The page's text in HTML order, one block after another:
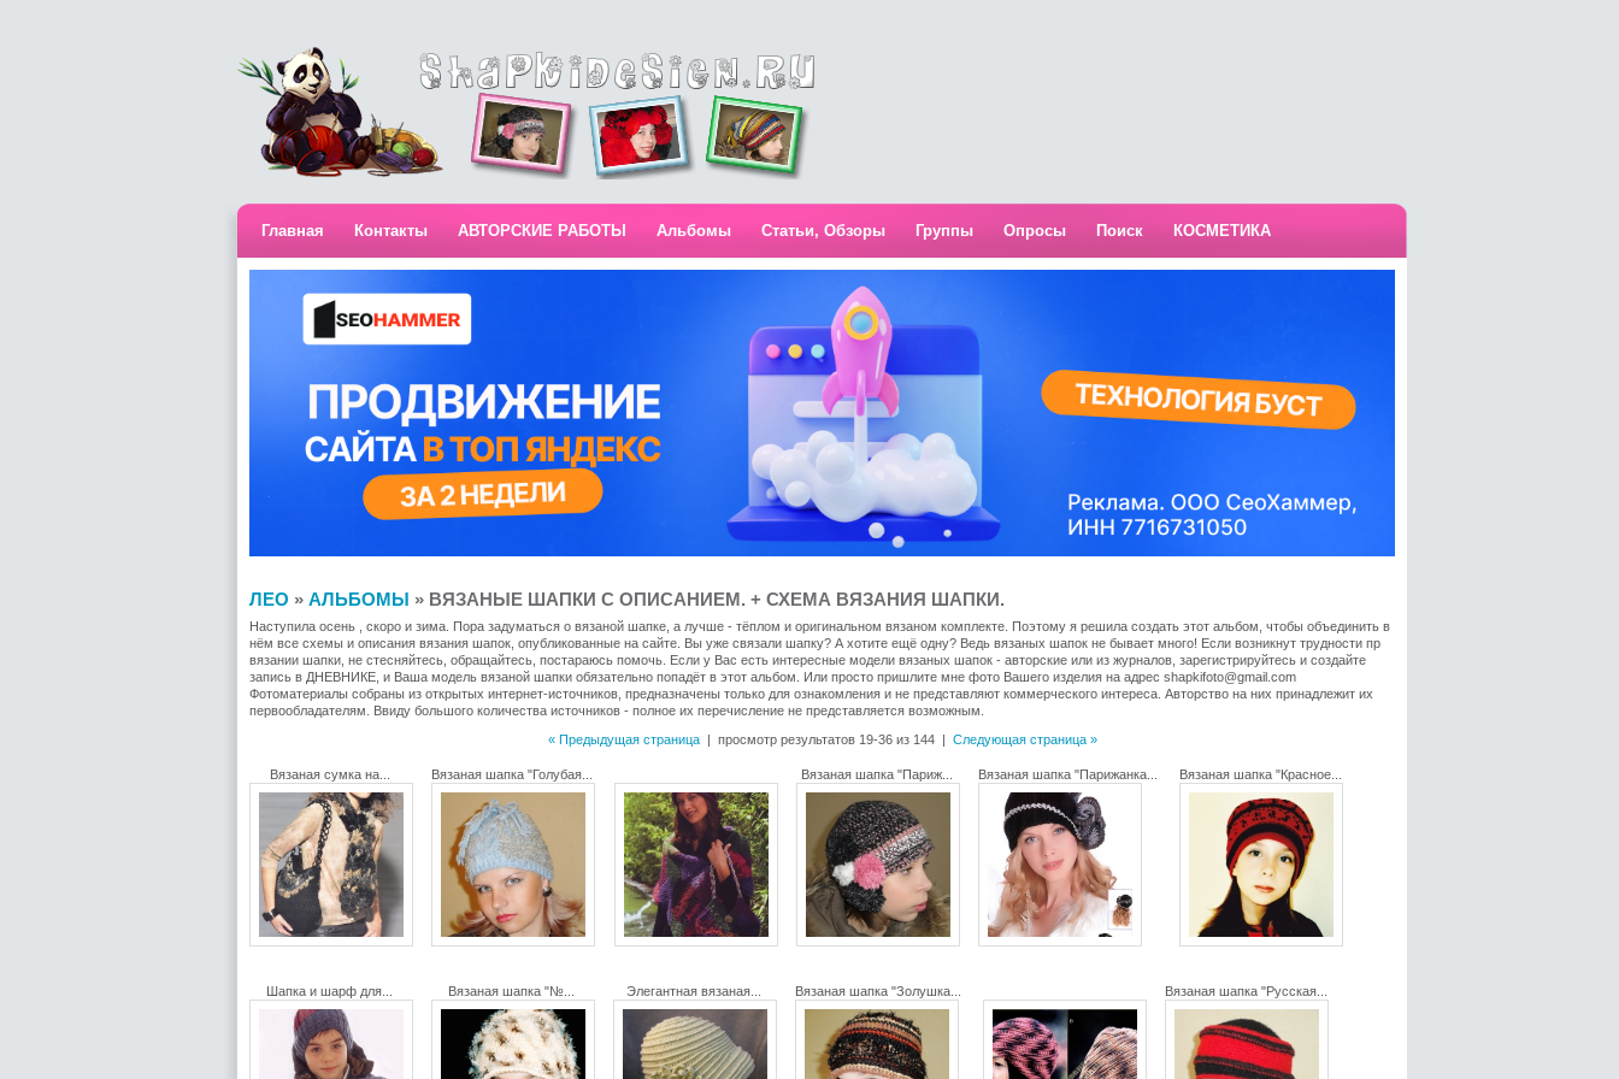
Главная Контакты АВТОРСКИЕ РАБОТЫ Альбомы Статьи, Обзоры Группы Опросы Поиск КОСМЕТИКА
ЛЕО » АЛЬБОМЫ » ВЯЗАНЫЕ ШАПКИ С ОПИСАНИЕМ. + СХЕМА ВЯЗАНИЯ ШАПКИ.
Наступила осень , скоро и зима. Пора задуматься о вязаной шапке, а лучше - тёплом и оригинальном вязаном комплекте. Поэтому я решила создать этот альбом, чтобы объединить в
нём все схемы и описания вязания шапок, опубликованные на сайте. Вы уже связали шапку? А хотите ещё одну? Ведь вязаных шапок не бывает много! Если возникнут трудности пр
вязании шапки, не стесняйтесь, обращайтесь, постараюсь помочь. Если у Вас есть интересные модели вязаных шапок - авторские или из журналов, зарегистрируйтесь и создайте
запись в ДНЕВНИКЕ, и Ваша модель вязаной шапки обязательно попадёт в этот альбом. Или просто пришлите мне фото Вашего изделия на адрес shapkifoto@gmail.com
Фотоматериалы собраны из открытых интернет-источников, предназначены только для ознакомления и не представляют коммерческого интереса. Авторство на них принадлежит их
первообладателям. Ввиду большого количества источников - полное их перечисление не представляется возможным.
« Предыдущая страница| просмотр результатов 19-36 из 144 | Следующая страница »
Вязаная сумка на... Вязаная шапка "Голубая... Вязаная шапка "Париж... Вязаная шапка "Парижанка... Вязаная шапка "Красное...
Шапка и шарф для... Вязаная шапка "№... Элегантная вязаная... Вязаная шапка "Золушка... Вязаная шапка "Русская...